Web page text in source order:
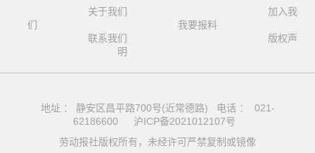
关于我们
加入我
们
我要报料
联系我们
版权声
明
地址 ： 静安区昌平路700号(近常德路) 电话 ： 021-
62186600
沪ICP备2021012107号
劳动报社版权所有，未经许可严禁复制或镜像